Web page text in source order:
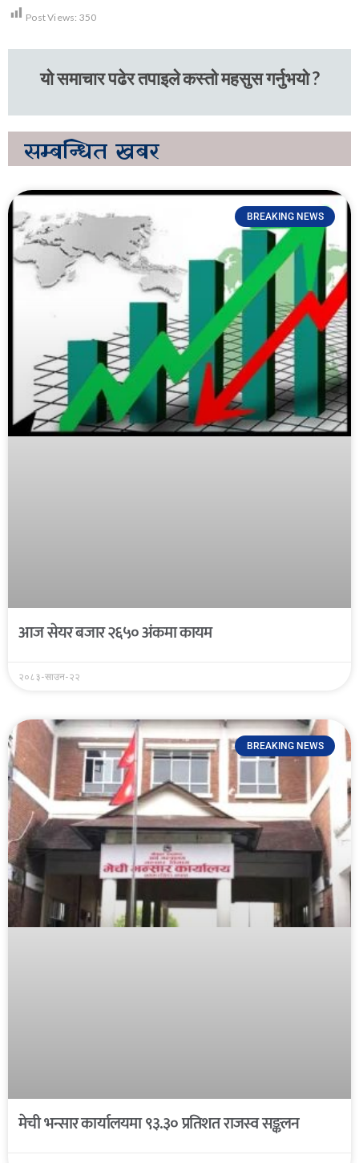
Post Views: 350
यो समाचार पढेर तपाइले कस्तो महसुस गर्नुभयो ?
सम्बन्धित खबर
BREAKING NEWS
आज सेयर बजार २६५० अंकमा कायम
२०८३-साउन-२२
BREAKING NEWS
मेची भन्सार कार्यालयमा ९३.३० प्रतिशत राजस्व सङ्कलन